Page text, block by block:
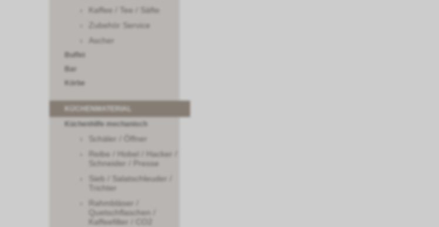
Kaffee / Tee / Säfte
Zubehör Service
Ascher
Buffet
Bar
Körbe
KÜCHENMATERIAL
Küchenhilfe mechanisch
Schäler / Öffner
Reibe / Hobel / Hacker /
Schneider / Presse
Sieb / Salatschleuder /
Trichter
Rahmbläser /
Quetschflaschen /
Kaffeefilter / CO2